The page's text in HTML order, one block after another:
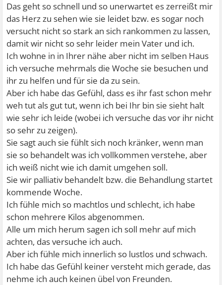
Das geht so schnell und so unerwartet es zerreißt mir
das Herz zu sehen wie sie leidet bzw. es sogar noch
versucht nicht so stark an sich rankommen zu lassen,
damit wir nicht so sehr leider mein Vater und ich.
Ich wohne in in Ihrer nähe aber nicht im selben Haus
ich versuche mehrmals die Woche sie besuchen und
ihr zu helfen und für sie da zu sein.
Aber ich habe das Gefühl, dass es ihr fast schon mehr
weh tut als gut tut, wenn ich bei Ihr bin sie sieht halt
wie sehr ich leide (wobei ich versuche das vor ihr nicht
so sehr zu zeigen).
Sie sagt auch sie fühlt sich noch kränker, wenn man
sie so behandelt was ich vollkommen verstehe, aber
ich weiß nicht wie ich damit umgehen soll.
Sie wir palliativ behandelt bzw. die Behandlung startet
kommende Woche.
Ich fühle mich so machtlos und schlecht, ich habe
schon mehrere Kilos abgenommen.
Alle um mich herum sagen ich soll mehr auf mich
achten, das versuche ich auch.
Aber ich fühle mich innerlich so lustlos und schwach.
Ich habe das Gefühl keiner versteht mich gerade, das
nehme ich auch keinen übel von Freunden.